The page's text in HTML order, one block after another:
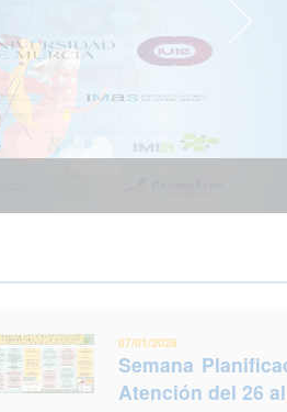
social y sanitaria: Trabajar juntos
de enero (Murcia)
07/01/2026
Semana
Atención del 26